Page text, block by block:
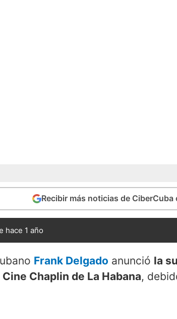
Recibir más noticias de CiberCuba
hace 1 año
Frank Delgado anunció la
Chaplin de La Habana,